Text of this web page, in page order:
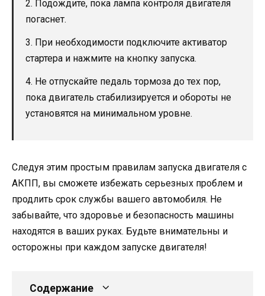
2. Подождите, пока лампа контроля двигателя
погаснет.
3. При необходимости подключите активатор
стартера и нажмите на кнопку запуска.
4. Не отпускайте педаль тормоза до тех пор,
пока двигатель стабилизируется и обороты не
установятся на минимальном уровне.
Следуя этим простым правилам запуска двигателя с
АКПП, вы сможете избежать серьезных проблем и
продлить срок службы вашего автомобиля. Не
забывайте, что здоровье и безопасность машины
находятся в ваших руках. Будьте внимательны и
осторожны при каждом запуске двигателя!
Содержание